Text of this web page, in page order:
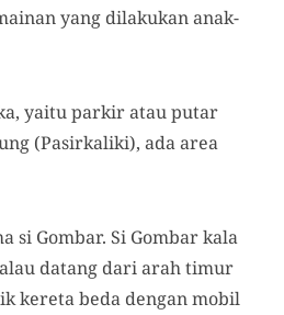
yang dilakukan anak-
yaitu parkir atau putar
(Pasirkaliki), ada area
si Gombar. Si Gombar kala
datang dari arah timur
kereta beda dengan mobil